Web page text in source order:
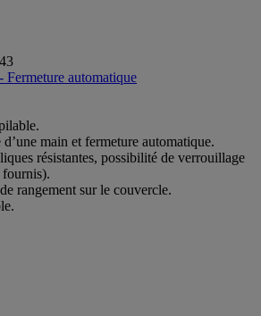
automatique
main et fermeture automatique.
résistantes, possibilité de verrouillage
fournis).
rangement sur le couvercle.